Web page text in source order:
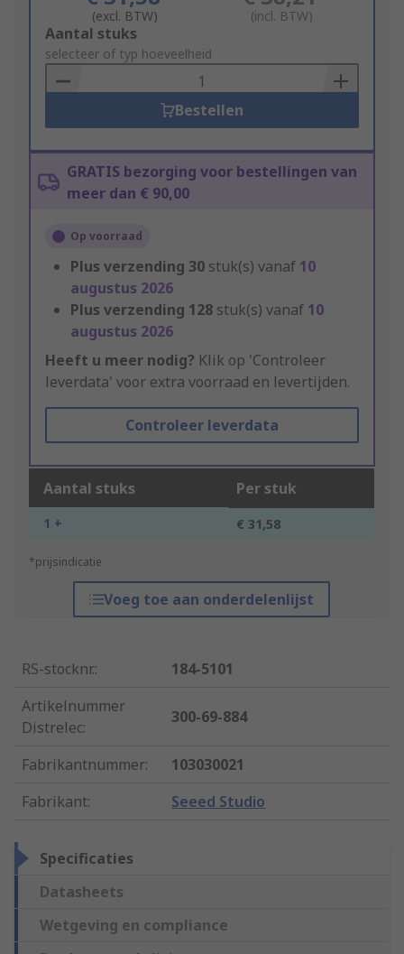
(excl. BTW) (incl. BTW)
Add
to
Basket
Aantal stuks
selecteer of typ hoeveelheid
Bestellen
GRATIS bezorging voor bestellingen van
meer dan € 90,00
Op voorraad
Plus verzending 30 stuk(s) vanaf 10
augustus 2026
Plus verzending 128 stuk(s) vanaf 10
augustus 2026
Heeft u meer nodig? Klik op 'Controleer
leverdata' voor extra voorraad en levertijden.
Controleer leverdata
Aantal stuks Per stuk
1 + € 31,58
*prijsindicatie
Voeg toe aan onderdelenlijst
RS-stocknr.:
184-5101
Artikelnummer
Distrelec:
300-69-884
Fabrikantnummer:
103030021
Fabrikant: Seeed Studio
Specificaties
Datasheets
Wetgeving en compliance